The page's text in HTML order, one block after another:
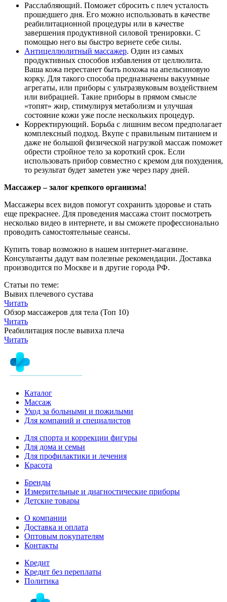
Расслабляющий. Поможет сбросить с плеч усталость
прошедшего дня. Его можно использовать в качестве
реабилитационной процедуры или в качестве
завершения продуктивной силовой тренировки. С
помощью него вы быстро вернете себе силы.
Антицеллюлитный массажер. Один из самых
продуктивных способов избавления от целлюлита.
Ваша кожа перестанет быть похожа на апельсиновую
корку. Для такого способа предназначены вакуумные
агрегаты, или приборы с ультразвуковым воздействием
или вибрацией. Такие приборы в прямом смысле
«топят» жир, стимулируя метаболизм и улучшая
состояние кожи уже после нескольких процедур.
Корректирующий. Борьба с лишним весом предполагает
комплексный подход. Вкупе с правильным питанием и
даже не большой физической нагрузкой массаж поможет
обрести стройное тело за короткий срок. Если
использовать прибор совместно с кремом для похудения,
то результат будет заметен уже через пару дней.
Массажер – залог крепкого организма!
Массажеры всех видов помогут сохранить здоровье и стать
еще прекраснее. Для проведения массажа стоит посмотреть
несколько видео в интернете, и вы сможете профессионально
проводить самостоятельные сеансы.
Купить товар возможно в нашем интернет-магазине.
Консультанты дадут вам полезные рекомендации. Доставка
производится по Москве и в другие города РФ.
Статьи по теме:
Вывих плечевого сустава
Читать
Обзор массажеров для тела (Топ 10)
Читать
Реабилитация после вывиха плеча
Читать
Каталог
Массаж
Уход за больными и пожилыми
Для компаний и специалистов
Для спорта и коррекции фигуры
Для дома и семьи
Для профилактики и лечения
Красота
Бренды
Измерительные и диагностические приборы
Детские товары
О компании
Доставка и оплата
Оптовым покупателям
Контакты
Кредит
Кредит без переплаты
Политика